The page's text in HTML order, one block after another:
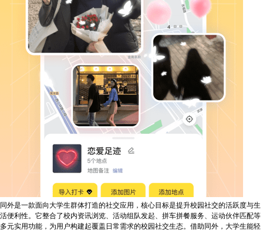
同外是一款面向大学生群体打造的社交应用，核心目标是提升校园社交的活跃度与生
活便利性。它整合了校内资讯浏览、活动组队发起、拼车拼餐服务、运动伙伴匹配等
多元实用功能，为用户构建起覆盖日常需求的校园社交生态。借助同外，大学生能轻